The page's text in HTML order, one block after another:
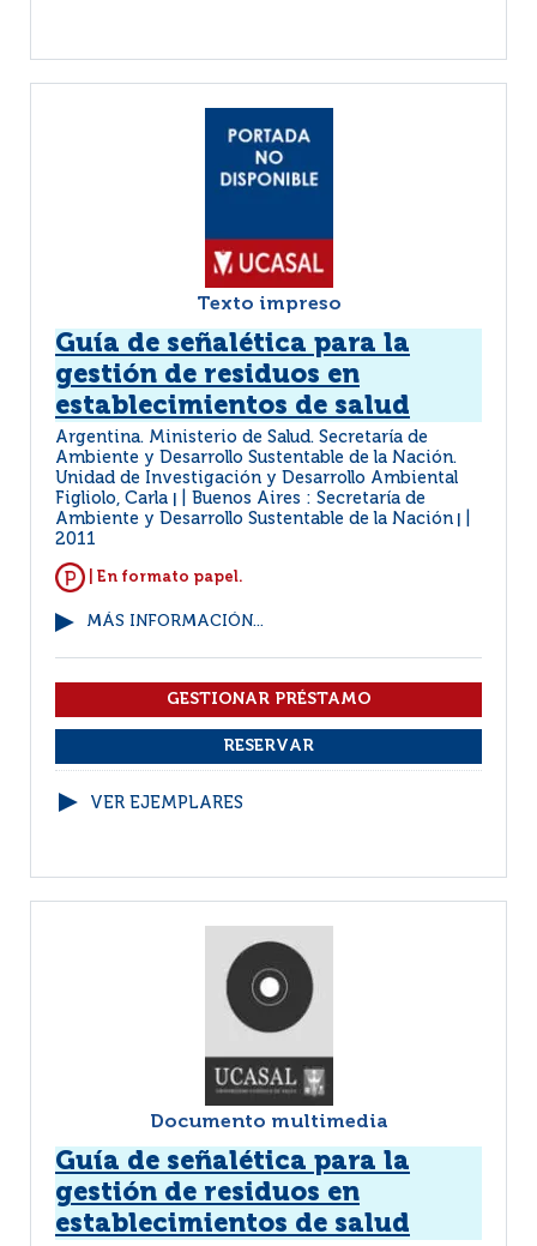
Texto impreso
Guía de señalética para la
gestión de residuos en
establecimientos de salud
Argentina. Ministerio de Salud. Secretaría de
Ambiente y Desarrollo Sustentable de la Nación.
Unidad de Investigación y Desarrollo Ambiental
Figliolo, Carla
Buenos Aires : Secretaría de
Ambiente y Desarrollo Sustentable de la Nación
2011
| En formato papel.
MÁS INFORMACIÓN...
VER EJEMPLARES
Documento multimedia
Guía de señalética para la
gestión de residuos en
establecimientos de salud